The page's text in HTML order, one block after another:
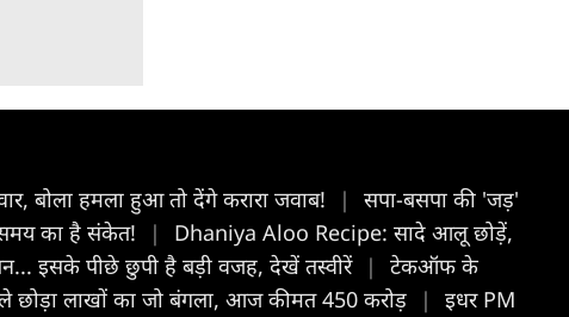
बोला हमला हुआ तो देंगे करारा जवाब! |
सपा-बसपा की 'जड़'
का है संकेत! |
Dhaniya Aloo Recipe: सादे आलू छोड़ें,
इसके पीछे छुपी है बड़ी वजह, देखें तस्वीरें |
टेकऑफ के
छोड़ा लाखों का जो बंगला, आज कीमत 450 करोड़ |
इधर PM